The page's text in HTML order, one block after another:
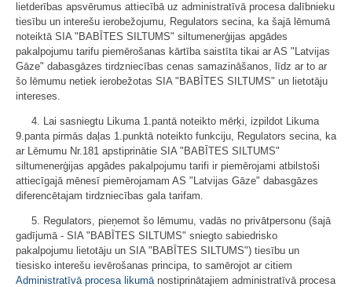
lietderības apsvērumus attiecībā uz administratīvā procesa dalībnieku
tiesību un interešu ierobežojumu, Regulators secina, ka šajā lēmumā
noteiktā SIA "BABĪTES SILTUMS" siltumenerģijas apgādes
pakalpojumu tarifu piemērošanas kārtība saistīta tikai ar AS "Latvijas
Gāze" dabasgāzes tirdzniecības cenas samazināšanos, līdz ar to ar
šo lēmumu netiek ierobežotas SIA "BABĪTES SILTUMS" un lietotāju
intereses.
4. Lai sasniegtu Likuma 1.pantā noteikto mērķi, izpildot Likuma
9.panta pirmās daļas 1.punktā noteikto funkciju, Regulators secina, ka
ar Lēmumu Nr.181 apstiprinātie SIA "BABĪTES SILTUMS"
siltumenerģijas apgādes pakalpojumu tarifi ir piemērojami atbilstoši
attiecīgajā mēnesī piemērojamam AS "Latvijas Gāze" dabasgāzes
diferencētajam tirdzniecības gala tarifam.
5. Regulators, pieņemot šo lēmumu, vadās no privātpersonu (šajā
gadījumā - SIA "BABĪTES SILTUMS" sniegto sabiedrisko
pakalpojumu lietotāju un SIA "BABĪTES SILTUMS") tiesību un
tiesisko interešu ievērošanas principa, to samērojot ar citiem
Administratīvā procesa likumā nostiprinātajiem administratīvā procesa